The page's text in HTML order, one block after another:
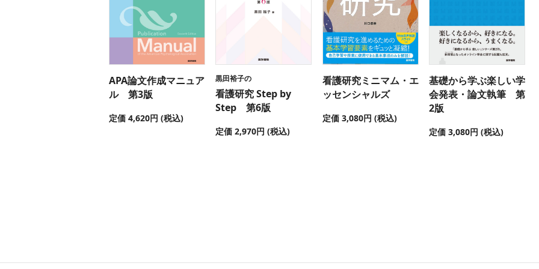
APA論文作成マニュア
ル 第3版
定価 4,620円 (税込)
黒田裕子の
看護研究 Step by
Step 第6版
定価 2,970円 (税込)
看護研究ミニマム・エ
ッセンシャルズ
定価 3,080円 (税込)
基礎から学ぶ楽しい学
会発表・論文執筆 第
2版
定価 3,080円 (税込)